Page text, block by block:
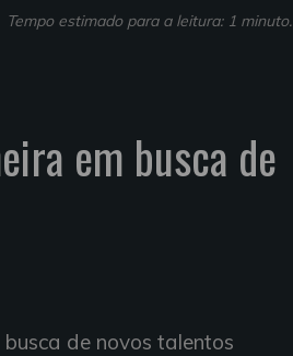
Tempo estimado para a leitura: 1 minuto.
em busca de
de novos talentos